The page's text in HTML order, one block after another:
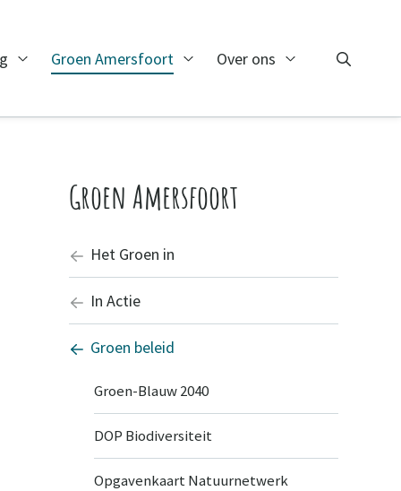
Open Monitoring
Groen Amersfoort
Open Groen Amersfoort
Over ons
Open Over ons
Zoeken
Groen Amersfoort
Het Groen in
In Actie
Groen beleid
Groen-Blauw 2040
DOP Biodiversiteit
Opgavenkaart Natuurnetwerk